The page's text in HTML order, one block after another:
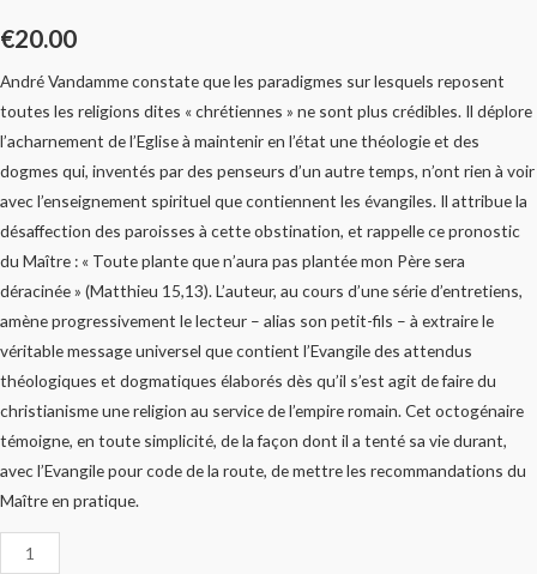
€20.00
André Vandamme constate que les paradigmes sur lesquels reposent
toutes les religions dites « chrétiennes » ne sont plus crédibles. Il déplore
l’acharnement de l’Eglise à maintenir en l’état une théologie et des
dogmes qui, inventés par des penseurs d’un autre temps, n’ont rien à voir
avec l’enseignement spirituel que contiennent les évangiles. Il attribue la
désaffection des paroisses à cette obstination, et rappelle ce pronostic
du Maître : « Toute plante que n’aura pas plantée mon Père sera
déracinée » (Matthieu 15,13). L’auteur, au cours d’une série d’entretiens,
amène progressivement le lecteur – alias son petit-fils – à extraire le
véritable message universel que contient l’Evangile des attendus
théologiques et dogmatiques élaborés dès qu’il s’est agit de faire du
christianisme une religion au service de l’empire romain. Cet octogénaire
témoigne, en toute simplicité, de la façon dont il a tenté sa vie durant,
avec l’Evangile pour code de la route, de mettre les recommandations du
Maître en pratique.